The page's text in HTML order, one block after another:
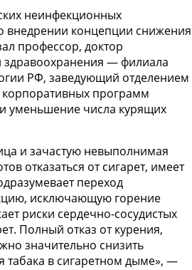
неинфекционных
внедрении концепции снижения
профессор, доктор
здравоохранения — филиала
РФ, заведующий отделением
корпоративных программ
уменьшение числа курящих
и зачастую невыполнимая
отказаться от сигарет, имеет
переход
исключающую горение
риски сердечно-сосудистых
Полный отказ от курения,
значительно снизить
табака в сигаретном дыме», —